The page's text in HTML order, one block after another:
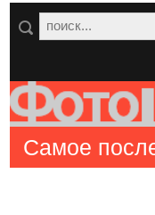
Самое